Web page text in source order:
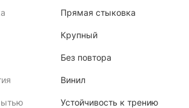
Прямая стыковка
Крупный
Без повтора
Винил
Устойчивость к трению